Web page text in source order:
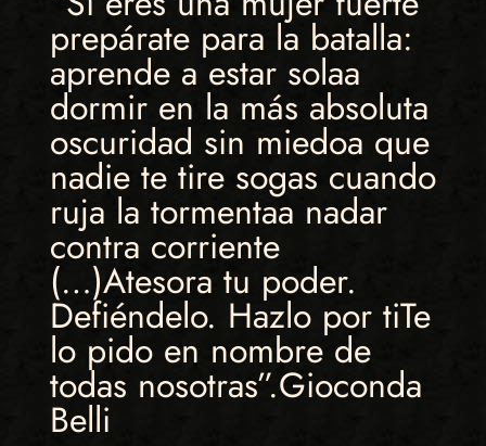
prepárate para la batalla:
aprende a estar solaa
dormir en la más absoluta
oscuridad sin miedoa que
nadie te tire sogas cuando
ruja la tormentaa nadar
contra corriente
(…)Atesora tu poder.
Defiéndelo. Hazlo por tiTe
lo pido en nombre de
todas nosotras”.Gioconda
Belli